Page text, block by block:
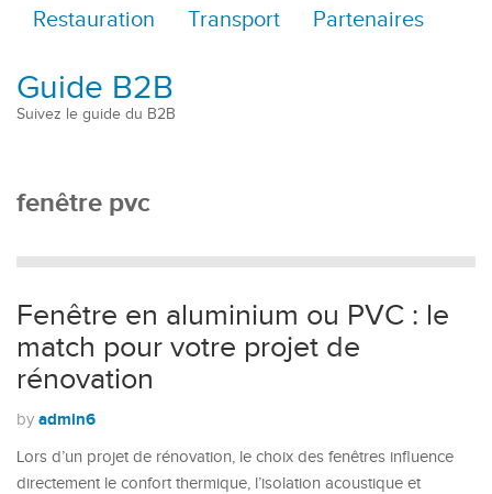
Restauration
Transport Partenaires
Guide B2B
Suivez le guide du B2B
fenêtre pvc
Fenêtre en aluminium ou PVC : le
match pour votre projet de
rénovation
by admin6
Lors d’un projet de rénovation, le choix des fenêtres influence
directement le confort thermique, l’isolation acoustique et